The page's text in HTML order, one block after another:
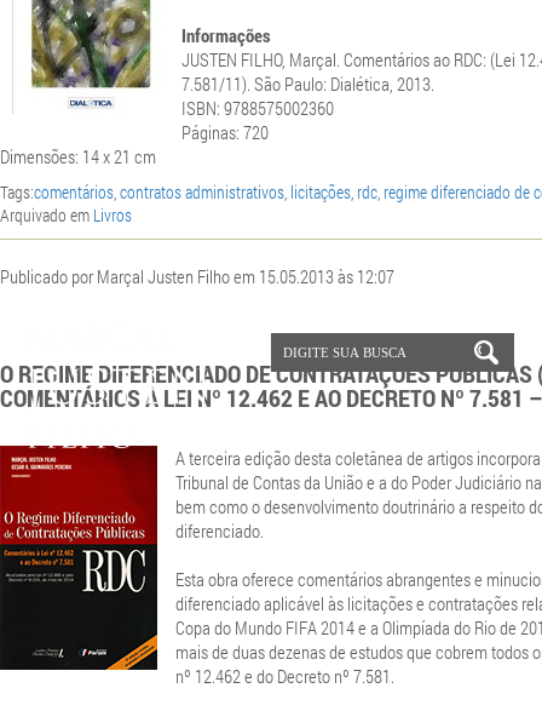
Informações
JUSTEN FILHO, Marçal. Comentários ao RDC: (Lei
7.581/11). São Paulo: Dialética, 2013.
ISBN: 9788575002360
Páginas: 720
Dimensões: 14 x 21 cm
Tags:comentários,contratos administrativos, licitações, rdc, regime diferenciado de
Arquivado em Livros
Publicado por Marçal Justen Filho em 15.05.2013 às 12:07
O REGIME DIFERENCIADO DE CONTRATAÇÕES PÚBLICAS
COMENTÁRIOS À LEI Nº 12.462 E AO DECRETO Nº 7.581
A terceira edição desta coletânea de artigos
Tribunal de Contas da União e a do Poder Judiciário
bem como o desenvolvimento doutrinário a respeito
diferenciado.
Esta obra oferece comentários abrangentes e
diferenciado aplicável às licitações e contratações
Copa do Mundo FIFA 2014 e a Olimpíada do Rio de
mais de duas dezenas de estudos que cobrem todos
nº 12.462 e do Decreto nº 7.581.